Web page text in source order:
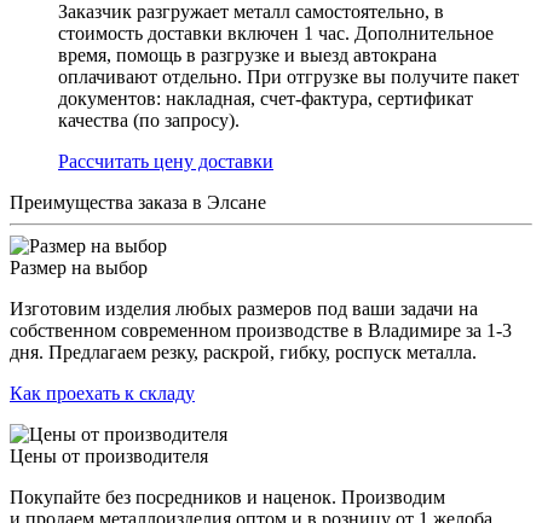
Заказчик разгружает металл самостоятельно, в
стоимость доставки включен 1 час. Дополнительное
время, помощь в разгрузке и выезд автокрана
оплачивают отдельно. При отгрузке вы получите пакет
документов: накладная, счет-фактура, сертификат
качества (по запросу).
Раcсчитать цену доставки
Преимущества заказа в Элсане
Размер на выбор
Изготовим изделия любых размеров под ваши задачи на
собственном современном производстве в Владимире за 1-3
дня. Предлагаем резку, раскрой, гибку, роспуск металла.
Как проехать к складу
Цены от производителя
Покупайте без посредников и наценок. Производим